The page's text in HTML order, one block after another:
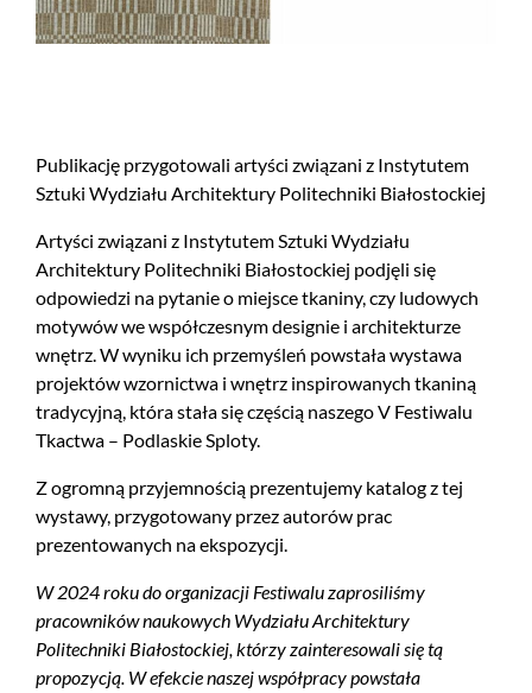
Publikację przygotowali artyści związani z Instytutem
Sztuki Wydziału Architektury Politechniki Białostockiej
Artyści związani z Instytutem Sztuki Wydziału
Architektury Politechniki Białostockiej podjęli się
odpowiedzi na pytanie o miejsce tkaniny, czy ludowych
motywów we współczesnym designie i architekturze
wnętrz. W wyniku ich przemyśleń powstała wystawa
projektów wzornictwa i wnętrz inspirowanych tkaniną
tradycyjną, która stała się częścią naszego V Festiwalu
Tkactwa – Podlaskie Sploty.
Z ogromną przyjemnością prezentujemy katalog z tej
wystawy, przygotowany przez autorów prac
prezentowanych na ekspozycji.
W 2024 roku do organizacji Festiwalu zaprosiliśmy
pracowników naukowych Wydziału Architektury
Politechniki Białostockiej, którzy zainteresowali się tą
propozycją. W efekcie naszej współpracy powstała